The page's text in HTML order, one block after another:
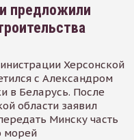
предложили
Херсонской
с Александром
в Беларусь. После
области заявил
Минску часть
морей